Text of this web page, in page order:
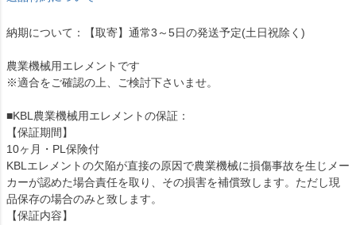
納期について：【取寄】通常3～5日の発送予定(土日祝除く)
農業機械用エレメントです
※適合をご確認の上、ご検討下さいませ。
■KBL農業機械用エレメントの保証：
【保証期間】
10ヶ月・PL保険付
KBLエレメントの欠陥が直接の原因で農業機械に損傷事故を生じメー
カーが認めた場合責任を取り、その損害を補償致します。ただし現
品保存の場合のみと致します。
【保証内容】